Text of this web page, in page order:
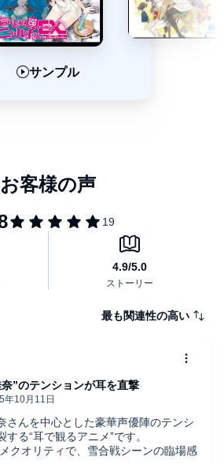
サンプル
最も関連性の高い
さんを中心とした豪華声優陣のテンシ
する“耳で観るアニメ”です。
クオリティで、雪合戦シーンの臨場感
”のテンションが耳を直撃